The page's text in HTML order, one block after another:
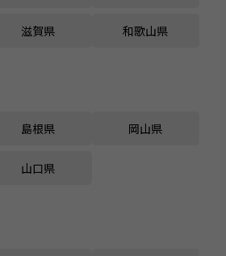
滋賀県 和歌山県
島根県 岡山県
山口県